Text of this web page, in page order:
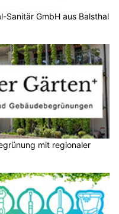
Sanitär GmbH aus Balsthal
mit regionaler